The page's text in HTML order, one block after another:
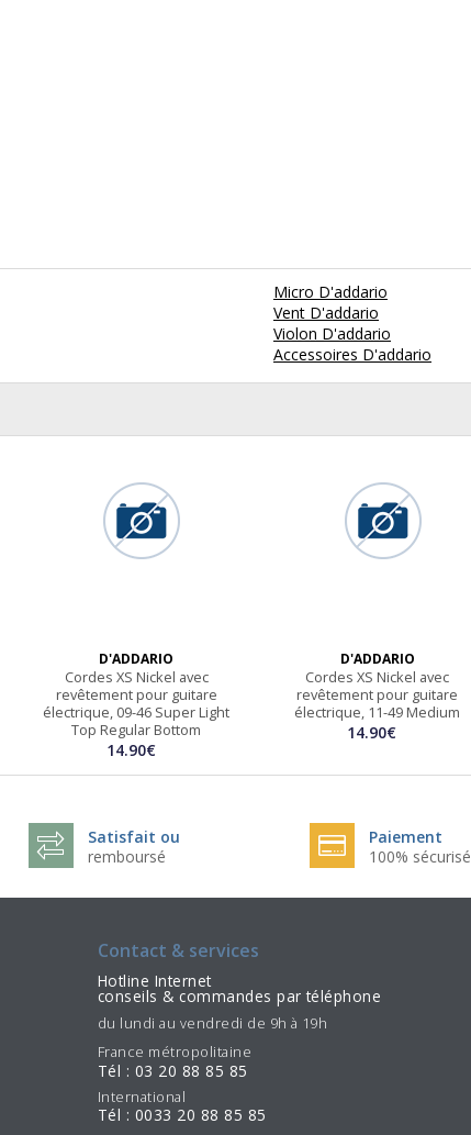
Micro D'addario
Vent D'addario
Violon D'addario
Accessoires D'addario
D'ADDARIO
Cordes XS Nickel avec
revêtement pour guitare
électrique, 09-46 Super Light
Top Regular Bottom
14.90€
D'ADDARIO
Cordes XS Nickel avec
revêtement pour guitare
électrique, 11-49 Medium
14.90€
Satisfait ou
remboursé
Paiement
100% sécurisé
Contact & services
Hotline Internet
conseils & commandes par téléphone
du lundi au vendredi de 9h à 19h
France métropolitaine
Tél : 03 20 88 85 85
International
Tél : 0033 20 88 85 85